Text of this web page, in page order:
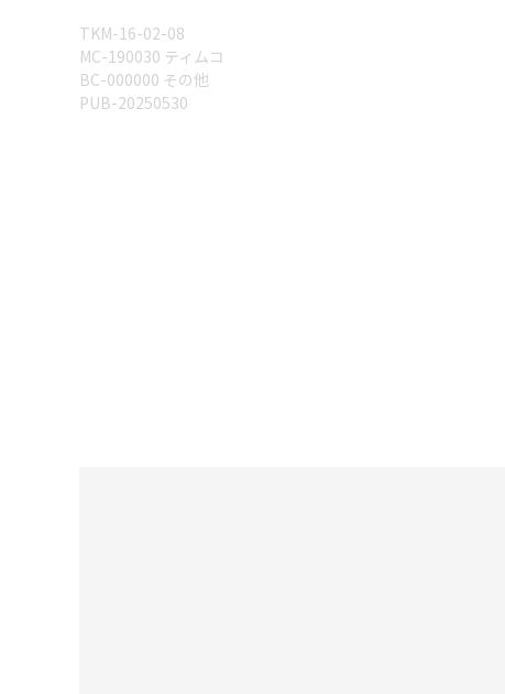
TKM-16-02-08
MC-190030 ティムコ
BC-000000 その他
PUB-20250530